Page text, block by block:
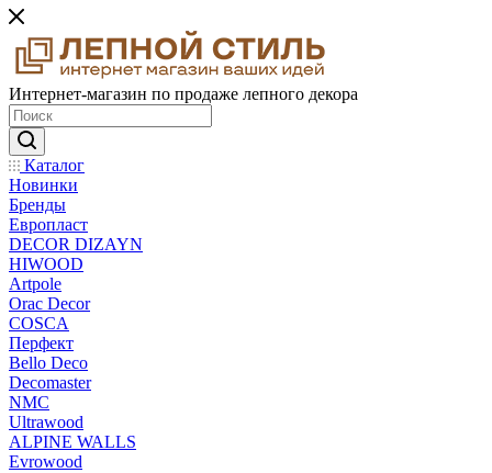
Интернет-магазин по продаже лепного декора
Каталог
Новинки
Бренды
Европласт
DECOR DIZAYN
HIWOOD
Artpole
Orac Decor
COSCA
Перфект
Bello Deco
Decomaster
NMС
Ultrawood
ALPINE WALLS
Evrowood